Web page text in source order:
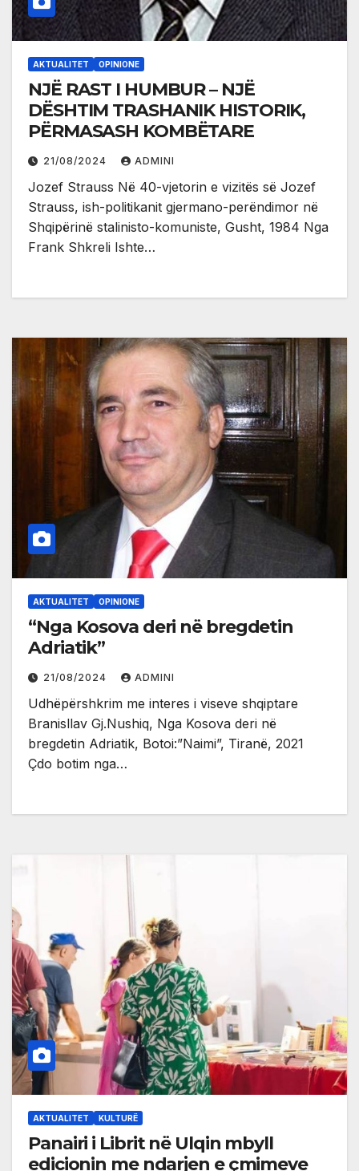
AKTUALITET OPINIONE
NJË RAST I HUMBUR – NJË
DËSHTIM TRASHANIK HISTORIK,
PËRMASASH KOMBËTARE
21/08/2024 ADMINI
Jozef Strauss Në 40-vjetorin e vizitës së Jozef
Strauss, ish-politikanit gjermano-perëndimor në
Shqipërinë stalinisto-komuniste, Gusht, 1984 Nga
Frank Shkreli Ishte…
AKTUALITET OPINIONE
“Nga Kosova deri në bregdetin
Adriatik”
21/08/2024 ADMINI
Udhëpërshkrim me interes i viseve shqiptare
Branisllav Gj.Nushiq, Nga Kosova deri në
bregdetin Adriatik, Botoi:”Naimi”, Tiranë, 2021
Çdo botim nga…
AKTUALITET KULTURË
Panairi i Librit në Ulqin mbyll
edicionin me ndarjen e çmimeve